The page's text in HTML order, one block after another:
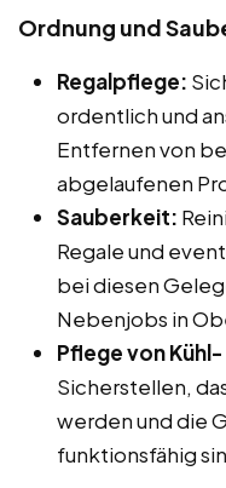
Ordnung und
Regalpflege:
ordentlich und
Entfernen von
abgelaufenen
Sauberkeit:
Regale und
bei diesen
Nebenjobs in
Pflege von
Sicherstellen,
werden und die
funktionsfähig